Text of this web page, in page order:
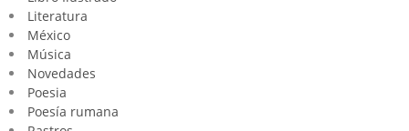
Literatura
México
Música
Novedades
Poesia
Poesía rumana